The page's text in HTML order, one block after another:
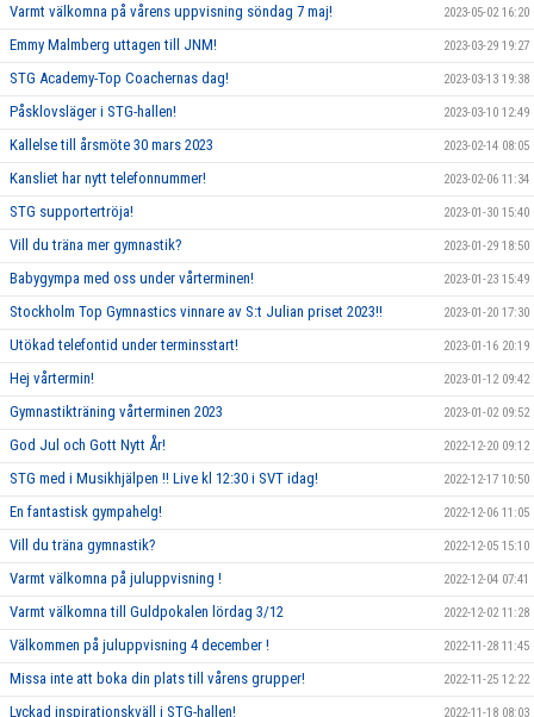
Varmt välkomna på vårens uppvisning söndag 7 maj! 2023-05-02 16:20
Emmy Malmberg uttagen till JNM! 2023-03-29 19:27
STG Academy-Top Coachernas dag! 2023-03-13 19:38
Påsklovsläger i STG-hallen! 2023-03-10 12:49
Kallelse till årsmöte 30 mars 2023 2023-02-14 08:05
Kansliet har nytt telefonnummer! 2023-02-06 11:34
STG supportertröja! 2023-01-30 15:40
Vill du träna mer gymnastik? 2023-01-29 18:50
Babygympa med oss under vårterminen! 2023-01-23 15:49
Stockholm Top Gymnastics vinnare av S:t Julian priset 2023!! 2023-01-20 17:30
Utökad telefontid under terminsstart! 2023-01-16 20:19
Hej vårtermin! 2023-01-12 09:42
Gymnastikträning vårterminen 2023 2023-01-02 09:52
God Jul och Gott Nytt År! 2022-12-20 09:12
STG med i Musikhjälpen !! Live kl 12:30 i SVT idag! 2022-12-17 10:50
En fantastisk gympahelg! 2022-12-06 11:05
Vill du träna gymnastik? 2022-12-05 15:10
Varmt välkomna på juluppvisning ! 2022-12-04 07:41
Varmt välkomna till Guldpokalen lördag 3/12 2022-12-02 11:28
Välkommen på juluppvisning 4 december ! 2022-11-28 11:45
Missa inte att boka din plats till vårens grupper! 2022-11-25 12:22
Lyckad inspirationskväll i STG-hallen! 2022-11-18 08:03